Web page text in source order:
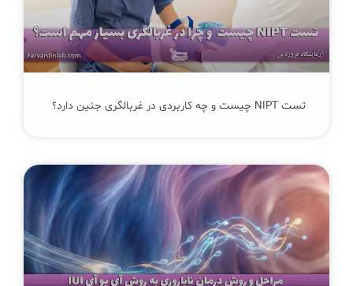
تست NIPT چیست و چه کاربردی در غربالگری جنین دارد؟